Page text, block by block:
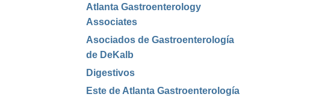
Atlanta Gastroenterology
Associates
Asociados de Gastroenterología
de DeKalb
Digestivos
Este de Atlanta Gastroenterología